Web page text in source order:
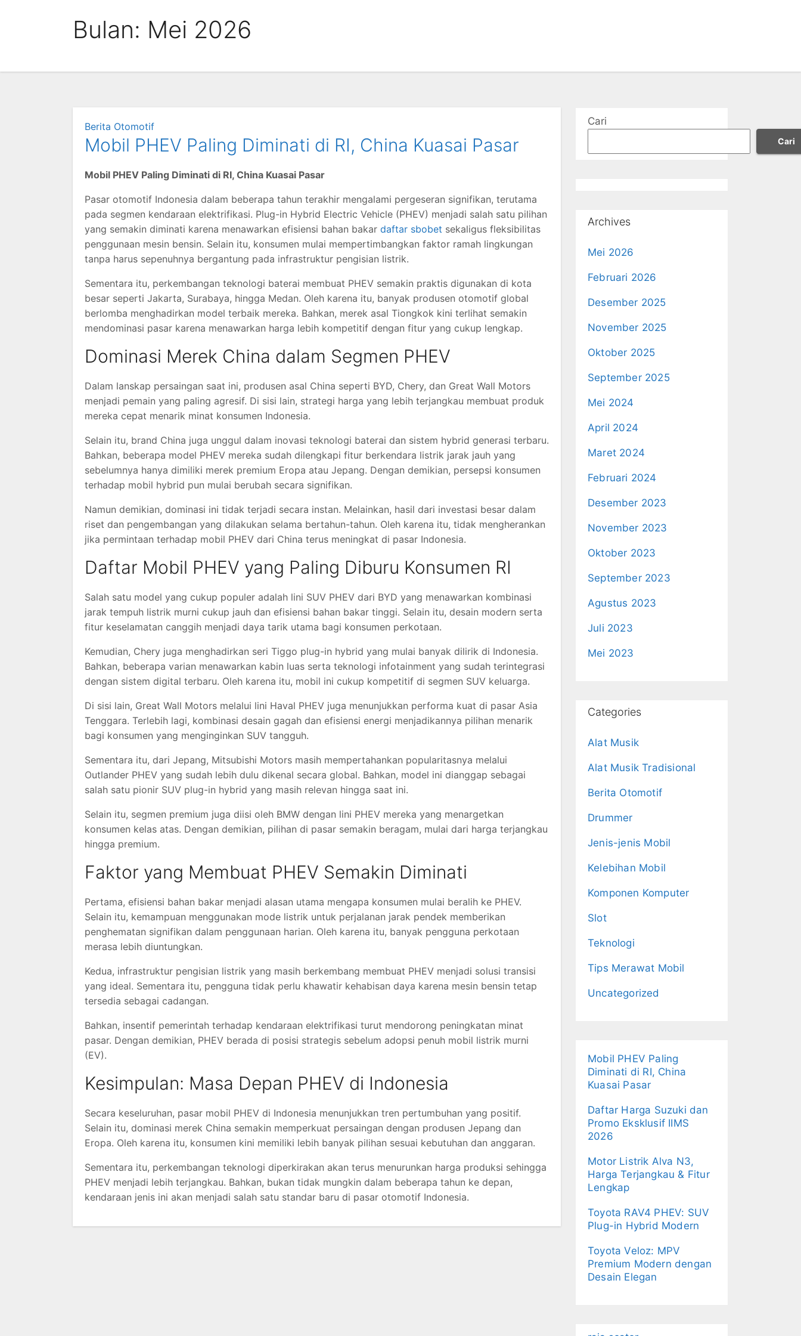
Bulan: Mei 2026
Berita Otomotif
Mobil PHEV Paling Diminati di RI, China Kuasai Pasar
Mobil PHEV Paling Diminati di RI, China Kuasai Pasar
Pasar otomotif Indonesia dalam beberapa tahun terakhir mengalami pergeseran signifikan, terutama
pada segmen kendaraan elektrifikasi. Plug-in Hybrid Electric Vehicle (PHEV) menjadi salah satu pilihan
yang semakin diminati karena menawarkan efisiensi bahan bakar daftar sbobet sekaligus fleksibilitas
penggunaan mesin bensin. Selain itu, konsumen mulai mempertimbangkan faktor ramah lingkungan
tanpa harus sepenuhnya bergantung pada infrastruktur pengisian listrik.
Sementara itu, perkembangan teknologi baterai membuat PHEV semakin praktis digunakan di kota
besar seperti Jakarta, Surabaya, hingga Medan. Oleh karena itu, banyak produsen otomotif global
berlomba menghadirkan model terbaik mereka. Bahkan, merek asal Tiongkok kini terlihat semakin
mendominasi pasar karena menawarkan harga lebih kompetitif dengan fitur yang cukup lengkap.
Dominasi Merek China dalam Segmen PHEV
Dalam lanskap persaingan saat ini, produsen asal China seperti BYD, Chery, dan Great Wall Motors
menjadi pemain yang paling agresif. Di sisi lain, strategi harga yang lebih terjangkau membuat produk
mereka cepat menarik minat konsumen Indonesia.
Selain itu, brand China juga unggul dalam inovasi teknologi baterai dan sistem hybrid generasi terbaru.
Bahkan, beberapa model PHEV mereka sudah dilengkapi fitur berkendara listrik jarak jauh yang
sebelumnya hanya dimiliki merek premium Eropa atau Jepang. Dengan demikian, persepsi konsumen
terhadap mobil hybrid pun mulai berubah secara signifikan.
Namun demikian, dominasi ini tidak terjadi secara instan. Melainkan, hasil dari investasi besar dalam
riset dan pengembangan yang dilakukan selama bertahun-tahun. Oleh karena itu, tidak mengherankan
jika permintaan terhadap mobil PHEV dari China terus meningkat di pasar Indonesia.
Daftar Mobil PHEV yang Paling Diburu Konsumen RI
Salah satu model yang cukup populer adalah lini SUV PHEV dari BYD yang menawarkan kombinasi
jarak tempuh listrik murni cukup jauh dan efisiensi bahan bakar tinggi. Selain itu, desain modern serta
fitur keselamatan canggih menjadi daya tarik utama bagi konsumen perkotaan.
Kemudian, Chery juga menghadirkan seri Tiggo plug-in hybrid yang mulai banyak dilirik di Indonesia.
Bahkan, beberapa varian menawarkan kabin luas serta teknologi infotainment yang sudah terintegrasi
dengan sistem digital terbaru. Oleh karena itu, mobil ini cukup kompetitif di segmen SUV keluarga.
Di sisi lain, Great Wall Motors melalui lini Haval PHEV juga menunjukkan performa kuat di pasar Asia
Tenggara. Terlebih lagi, kombinasi desain gagah dan efisiensi energi menjadikannya pilihan menarik
bagi konsumen yang menginginkan SUV tangguh.
Sementara itu, dari Jepang, Mitsubishi Motors masih mempertahankan popularitasnya melalui
Outlander PHEV yang sudah lebih dulu dikenal secara global. Bahkan, model ini dianggap sebagai
salah satu pionir SUV plug-in hybrid yang masih relevan hingga saat ini.
Selain itu, segmen premium juga diisi oleh BMW dengan lini PHEV mereka yang menargetkan
konsumen kelas atas. Dengan demikian, pilihan di pasar semakin beragam, mulai dari harga terjangkau
hingga premium.
Faktor yang Membuat PHEV Semakin Diminati
Pertama, efisiensi bahan bakar menjadi alasan utama mengapa konsumen mulai beralih ke PHEV.
Selain itu, kemampuan menggunakan mode listrik untuk perjalanan jarak pendek memberikan
penghematan signifikan dalam penggunaan harian. Oleh karena itu, banyak pengguna perkotaan
merasa lebih diuntungkan.
Kedua, infrastruktur pengisian listrik yang masih berkembang membuat PHEV menjadi solusi transisi
yang ideal. Sementara itu, pengguna tidak perlu khawatir kehabisan daya karena mesin bensin tetap
tersedia sebagai cadangan.
Bahkan, insentif pemerintah terhadap kendaraan elektrifikasi turut mendorong peningkatan minat
pasar. Dengan demikian, PHEV berada di posisi strategis sebelum adopsi penuh mobil listrik murni
(EV).
Kesimpulan: Masa Depan PHEV di Indonesia
Secara keseluruhan, pasar mobil PHEV di Indonesia menunjukkan tren pertumbuhan yang positif.
Selain itu, dominasi merek China semakin memperkuat persaingan dengan produsen Jepang dan
Eropa. Oleh karena itu, konsumen kini memiliki lebih banyak pilihan sesuai kebutuhan dan anggaran.
Sementara itu, perkembangan teknologi diperkirakan akan terus menurunkan harga produksi sehingga
PHEV menjadi lebih terjangkau. Bahkan, bukan tidak mungkin dalam beberapa tahun ke depan,
kendaraan jenis ini akan menjadi salah satu standar baru di pasar otomotif Indonesia.
Cari
Cari
Archives
Mei 2026
Februari 2026
Desember 2025
November 2025
Oktober 2025
September 2025
Mei 2024
April 2024
Maret 2024
Februari 2024
Desember 2023
November 2023
Oktober 2023
September 2023
Agustus 2023
Juli 2023
Mei 2023
Categories
Alat Musik
Alat Musik Tradisional
Berita Otomotif
Drummer
Jenis-jenis Mobil
Kelebihan Mobil
Komponen Komputer
Slot
Teknologi
Tips Merawat Mobil
Uncategorized
Mobil PHEV Paling
Diminati di RI, China
Kuasai Pasar
Daftar Harga Suzuki dan
Promo Eksklusif IIMS
2026
Motor Listrik Alva N3,
Harga Terjangkau & Fitur
Lengkap
Toyota RAV4 PHEV: SUV
Plug-in Hybrid Modern
Toyota Veloz: MPV
Premium Modern dengan
Desain Elegan